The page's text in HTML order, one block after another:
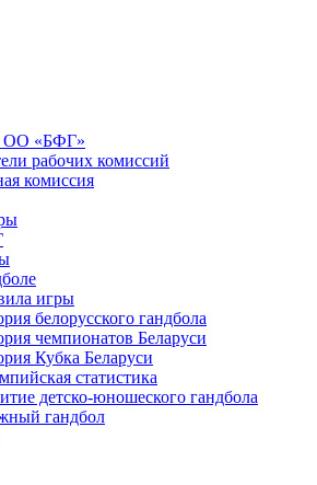
ОО «БФГ»
рабочих комиссий
комиссия
игры
белорусского гандбола
чемпионатов Беларуси
Кубка Беларуси
статистика
детско-юношеского гандбола
гандбол